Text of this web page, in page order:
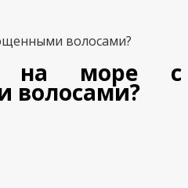
волосами?
на море с
волосами?